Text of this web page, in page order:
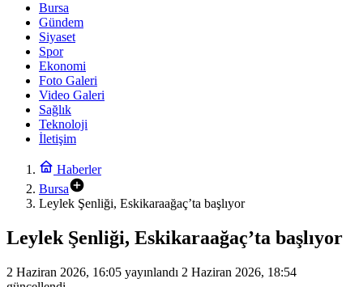
Bursa
Gündem
Siyaset
Spor
Ekonomi
Foto Galeri
Video Galeri
Sağlık
Teknoloji
İletişim
Haberler
Bursa
Leylek Şenliği, Eskikaraağaç’ta başlıyor
Leylek Şenliği, Eskikaraağaç’ta başlıyor
2 Haziran 2026, 16:05 yayınlandı 2 Haziran 2026, 18:54